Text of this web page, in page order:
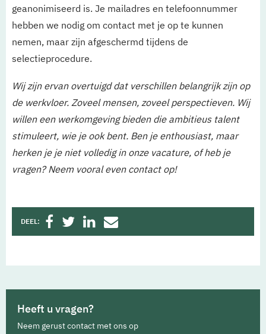
geanonimiseerd is. Je mailadres en telefoonnummer
hebben we nodig om contact met je op te kunnen
nemen, maar zijn afgeschermd tijdens de
selectieprocedure.
Wij zijn ervan overtuigd dat verschillen belangrijk zijn op
de werkvloer. Zoveel mensen, zoveel perspectieven. Wij
willen een werkomgeving bieden die ambitieus talent
stimuleert, wie je ook bent. Ben je enthousiast, maar
herken je je niet volledig in onze vacature, of heb je
vragen? Neem vooral even contact op!
DEEL:
Heeft u vragen?
Neem gerust contact met ons op